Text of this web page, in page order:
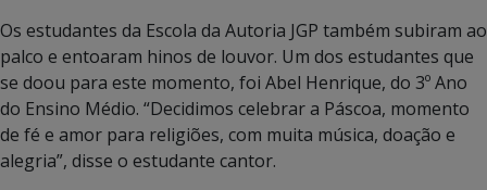
Os estudantes da Escola da Autoria JGP também subiram ao
palco e entoaram hinos de louvor. Um dos estudantes que
se doou para este momento, foi Abel Henrique, do 3º Ano
do Ensino Médio. “Decidimos celebrar a Páscoa, momento
de fé e amor para religiões, com muita música, doação e
alegria”, disse o estudante cantor.